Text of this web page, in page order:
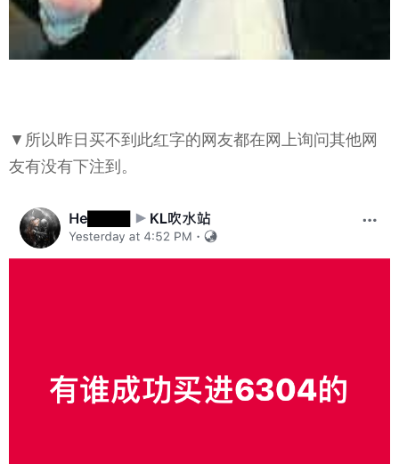
▼所以昨日买不到此红字的网友都在网上询问其他网
友有没有下注到。